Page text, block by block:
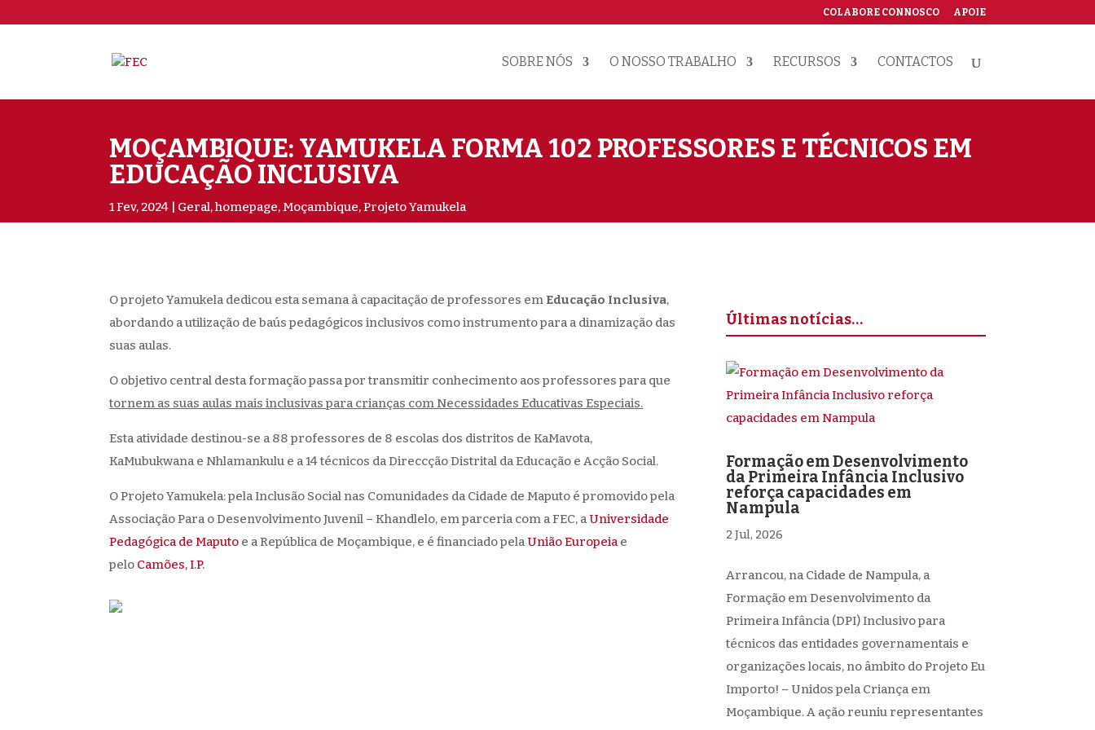
COLABORE CONNOSCO APOIE
SOBRE NÓS O NOSSO TRABALHO RECURSOS CONTACTOS
MOÇAMBIQUE: YAMUKELA FORMA 102 PROFESSORES E TÉCNICOS EM
EDUCAÇÃO INCLUSIVA
1 Fev, 2024 Geral,homepage,Moçambique,Projeto Yamukela
O projeto Yamukela dedicou esta semana à capacitação de professores em Educação Inclusiva,
abordando a utilização de baús pedagógicos inclusivos como instrumento para a dinamização das
suas aulas.
O objetivo central desta formação passa por transmitir conhecimento aos professores para que
tornem as suas aulas mais inclusivas para crianças com Necessidades Educativas Especiais.
Esta atividade destinou-se a 88 professores de 8 escolas dos distritos de KaMavota,
KaMubukwana e Nhlamankulu e a 14 técnicos da Direccção Distrital da Educação e Acção Social.
O Projeto Yamukela: pela Inclusão Social nas Comunidades da Cidade de Maputo é promovido pela
Associação Para o Desenvolvimento Juvenil – Khandlelo, em parceria com a FEC, aUniversidade
Pedagógica de Maputo e a República de Moçambique, e é financiado pelaUnião Europeiae
pelo Camões, I.P.
Últimas notícias…
Formação em Desenvolvimento
da Primeira Infância Inclusivo
reforça capacidades em
Nampula
2 Jul, 2026
Arrancou, na Cidade de Nampula, a
Formação em Desenvolvimento da
Primeira Infância (DPI) Inclusivo para
técnicos das entidades governamentais e
organizações locais, no âmbito do Projeto Eu
Importo! – Unidos pela Criança em
Moçambique. A ação reuniu representantes